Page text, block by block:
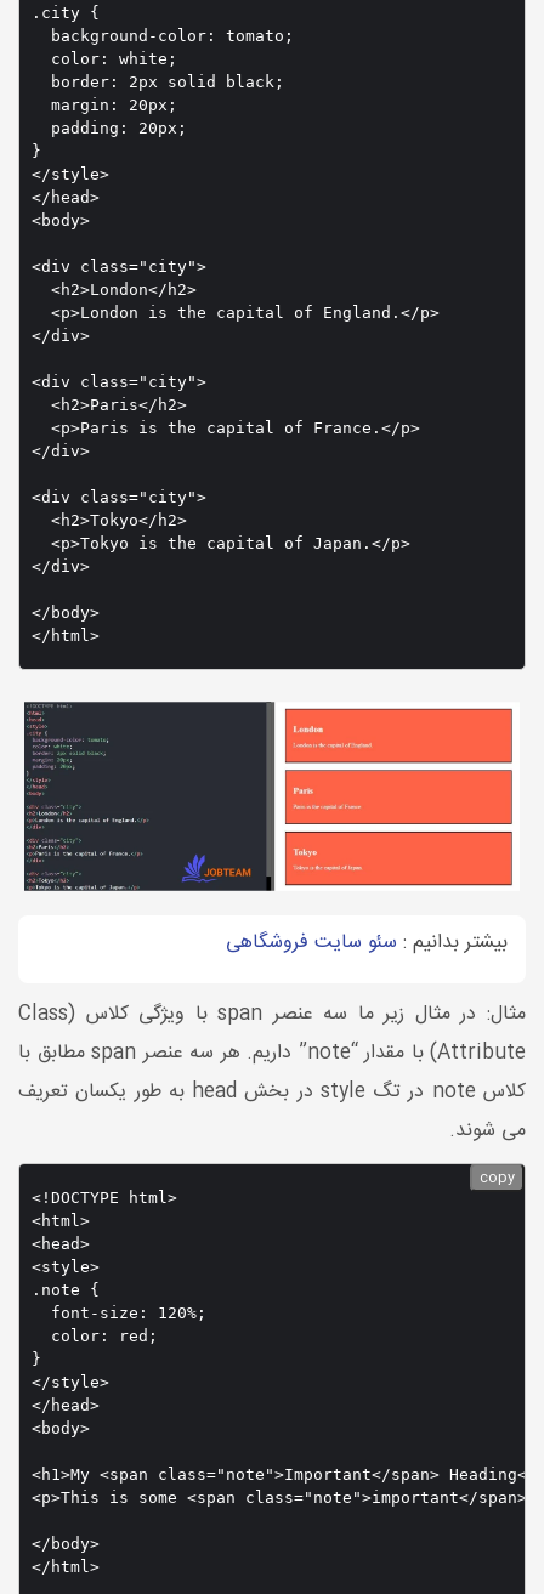
.city {
  background-color: tomato;
  color: white;
  border: 2px solid black;
  margin: 20px;
  padding: 20px;
}
</style>
</head>
<body>
<div class="city">
  <h2>London</h2>
  <p>London is the capital of England.</p>
</div>
<div class="city">
  <h2>Paris</h2>
  <p>Paris is the capital of France.</p>
</div>
<div class="city">
  <h2>Tokyo</h2>
  <p>Tokyo is the capital of Japan.</p>
</div>
</body>
بیشتر بدانیم : سئو سایت فروشگاهی
مثال: در مثال زیر ما سه عنصر span با ویژگی کلاس (Class
Attribute) با مقدار “note” داریم. هر سه عنصر span مطابق با
کلاس note در تگ style در بخش head به طور یکسان تعریف
می شوند.
<!DOCTYPE html>
<html>
<head>
<style>
.note {
  font-size: 120%;
  color: red;
}
</style>
</head>
<body>
<h1>My <span class="note">Important</span> Heading</
<p>This is some <span class="note">important</span>
</body>
copy